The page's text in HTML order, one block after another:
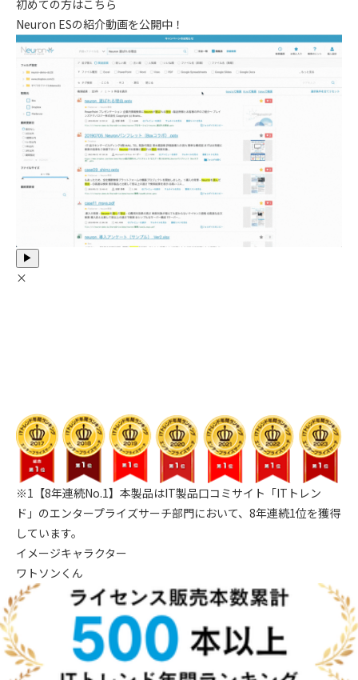
初めての方はこちら
Neuron ESの紹介動画を公開中！
▶
×
※1【8年連続No.1】本製品はIT製品口コミサイト「ITトレン
ド」のエンタープライズサーチ部門において、8年連続1位を獲得
しています。
イメージキャラクター
ワトソンくん